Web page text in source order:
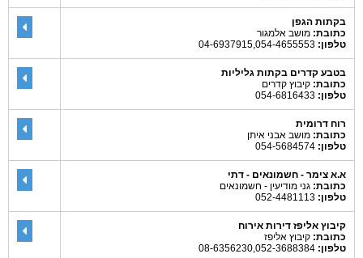
בקתות הגפן
כתובת: מושב אלמגור
טלפון:
בטבע קדרים בקתות גליליות
כתובת: קיבוץ קדרים
טלפון:
רוח דרומית
כתובת: מושב אבני איתן
טלפון:
א.א צימר - חשמונאים - דתי
כתובת: גני מודיעין - חשמונאים
טלפון:
קיבוץ אליפז דירות אירוח
כתובת: קיבוץ אליפז
טלפון: